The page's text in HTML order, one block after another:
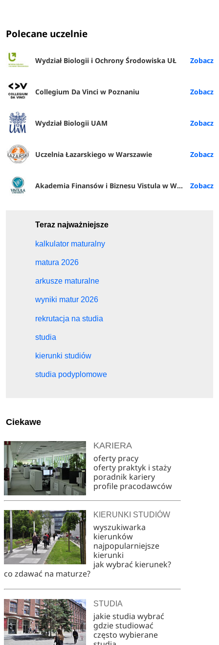
Polecane uczelnie
Wydział Biologii i Ochrony Środowiska UŁ
Collegium Da Vinci w Poznaniu
Wydział Biologii UAM
Uczelnia Łazarskiego w Warszawie
Akademia Finansów i Biznesu Vistula w Warszawie
Teraz najważniejsze
kalkulator maturalny
matura 2026
arkusze maturalne
wyniki matur 2026
rekrutacja na studia
studia
kierunki studiów
studia podyplomowe
Ciekawe
KARIERA
oferty pracy
oferty praktyk i staży
poradnik kariery
profile pracodawców
KIERUNKI STUDIÓW
wyszukiwarka
kierunków
najpopularniejsze
kierunki
jak wybrać kierunek?
co zdawać na maturze?
STUDIA
jakie studia wybrać
gdzie studiować
często wybierane